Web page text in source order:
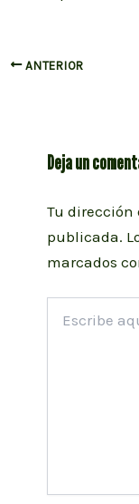
Navegación
ANTERIOR
Deja un
Tu dirección
publicada.
marcados
aquí...